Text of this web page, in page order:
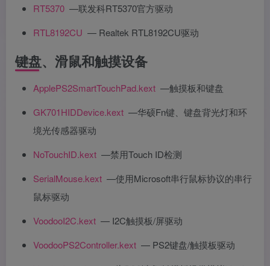
RT5370 —联发科RT5370官方驱动
RTL8192CU — Realtek RTL8192CU驱动
键盘、滑鼠和触摸设备
ApplePS2SmartTouchPad.kext —触摸板和键盘
GK701HIDDevice.kext —华硕Fn键、键盘背光灯和环
境光传感器驱动
NoTouchID.kext —禁用Touch ID检测
SerialMouse.kext —使用Microsoft串行鼠标协议的串行
鼠标驱动
VoodooI2C.kext — I2C触摸板/屏驱动
VoodooPS2Controller.kext — PS2键盘/触摸板驱动